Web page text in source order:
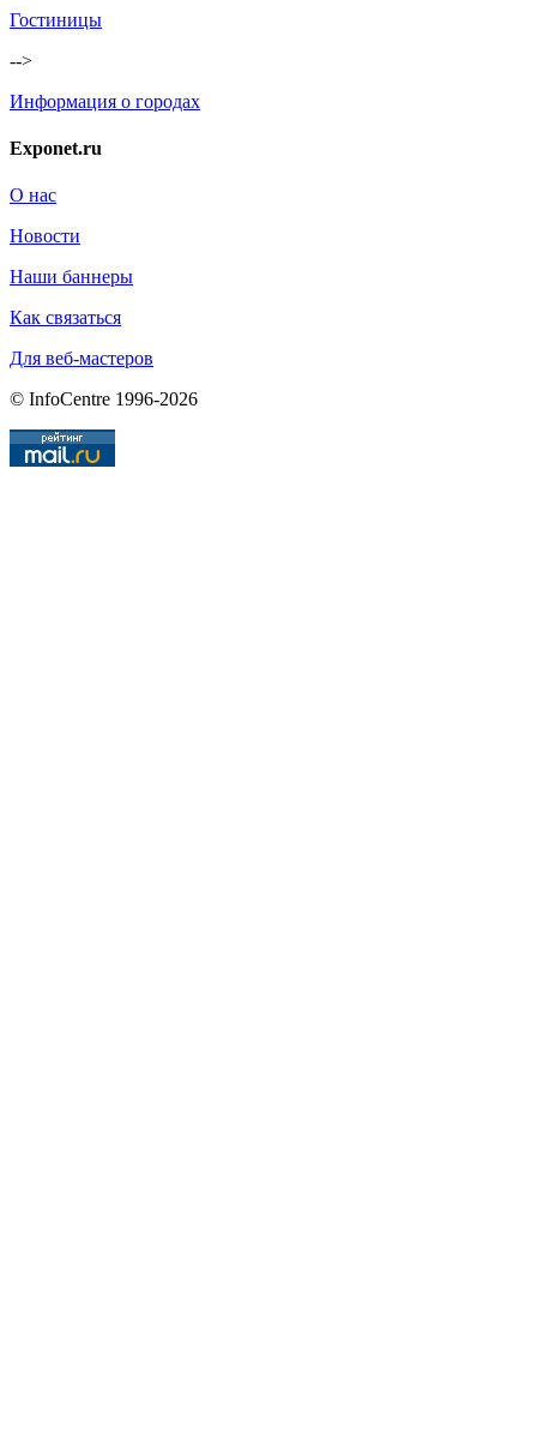
Гостиницы
-->
Информация о городах
Exponet.ru
О нас
Новости
Наши баннеры
Как связаться
Для веб-мастеров
© InfoCentre 1996-2026